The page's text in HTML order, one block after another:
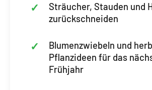
Sträucher, Stauden und
zurückschneiden
Blumenzwiebeln und
Pflanzideen für das
Frühjahr